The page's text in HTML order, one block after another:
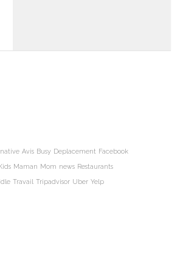
Avis Busy Deplacement Facebook
Kids Maman Mom news Restaurants
Travail Tripadvisor Uber Yelp